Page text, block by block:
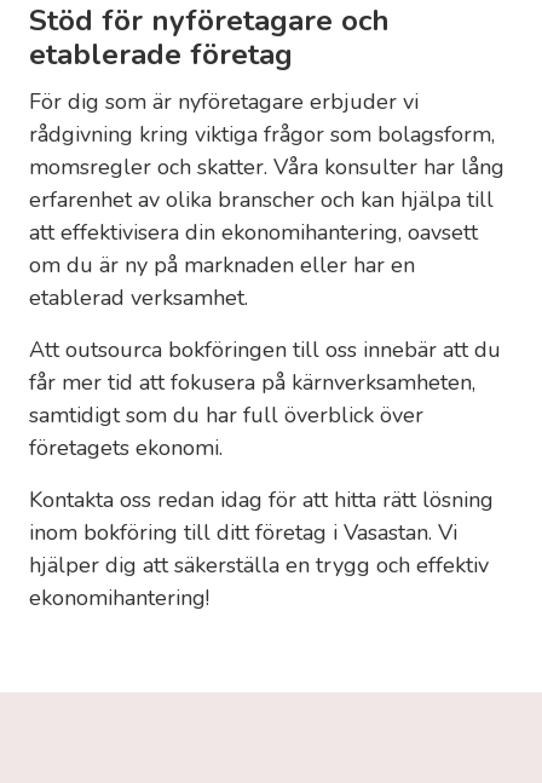
Stöd för nyföretagare och
etablerade företag
För dig som är nyföretagare erbjuder vi
rådgivning kring viktiga frågor som bolagsform,
momsregler och skatter. Våra konsulter har lång
erfarenhet av olika branscher och kan hjälpa till
att effektivisera din ekonomihantering, oavsett
om du är ny på marknaden eller har en
etablerad verksamhet.
Att outsourca bokföringen till oss innebär att du
får mer tid att fokusera på kärnverksamheten,
samtidigt som du har full överblick över
företagets ekonomi.
Kontakta oss redan idag för att hitta rätt lösning
inom bokföring till ditt företag i Vasastan. Vi
hjälper dig att säkerställa en trygg och effektiv
ekonomihantering!